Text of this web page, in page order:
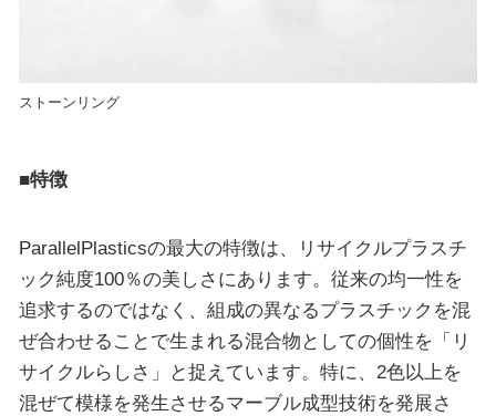
ストーンリング
■特徴
ParallelPlasticsの最大の特徴は、リサイクルプラスチ
ック純度100％の美しさにあります。従来の均一性を
追求するのではなく、組成の異なるプラスチックを混
ぜ合わせることで生まれる混合物としての個性を「リ
サイクルらしさ」と捉えています。特に、2色以上を
混ぜて模様を発生させるマーブル成型技術を発展さ